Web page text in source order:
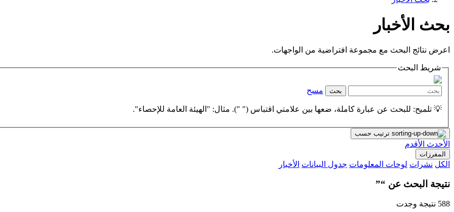
بحث الأخبار
اعرض نتائج البحث مع مجموعة افتراضية من الواجهات.
شريط البحث
بحث مسح
💡 تلميح: للبحث عن عبارة كاملة، ضعها بين علامتي اقتباس (" "). مثال: "الهيئة العامة للإحصاء".
ترتيب حسب
الأحدث الأقدم
المفرزات
الكل نشرات لوحات المعلومات جدول البيانات الأخبار
نتيجة البحث عن “”
588 نتيجة وجدت